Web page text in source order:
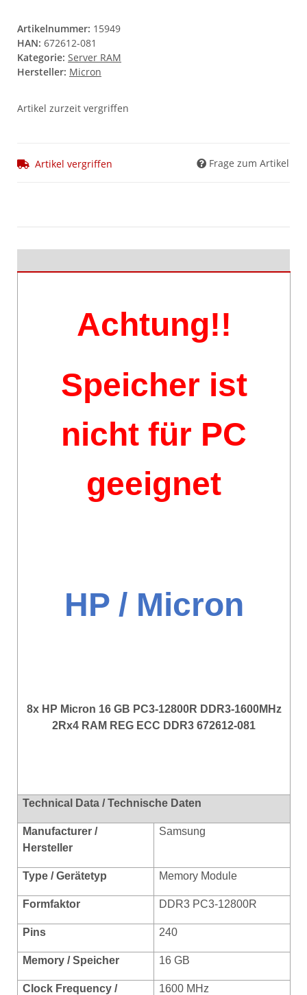
Artikelnummer: 15949
HAN: 672612-081
Kategorie: Server RAM
Hersteller: Micron
Artikel zurzeit vergriffen
Artikel vergriffen Frage zum Artikel
Achtung!!
Speicher ist
nicht für PC
geeignet
HP / Micron
8x HP Micron 16 GB PC3-12800R DDR3-1600MHz
2Rx4 RAM REG ECC DDR3 672612-081
Technical Data / Technische Daten
Manufacturer /
Hersteller
Samsung
Type / Gerätetyp Memory Module
Formfaktor DDR3 PC3-12800R
Pins 240
Memory / Speicher 16 GB
Clock Frequency /
1600 MHz